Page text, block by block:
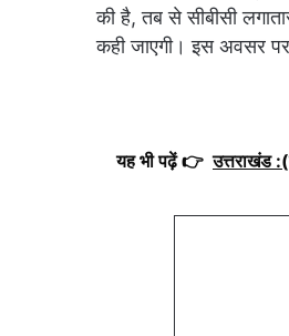
की है, तब से सीबीसी
कही जाएगी। इस अवसर पर
यह भी पढ़ें 👉 उत्तराखंड